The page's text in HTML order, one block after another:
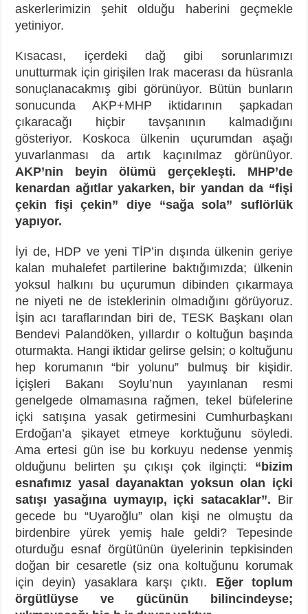
askerlerimizin şehit olduğu haberini geçmekle
yetiniyor.
Kısacası, içerdeki dağ gibi sorunlarımızı
unutturmak için girişilen Irak macerası da hüsranla
sonuçlanacakmış gibi görünüyor. Bütün bunların
sonucunda AKP+MHP iktidarının şapkadan
çıkaracağı hiçbir tavşanının kalmadığını
gösteriyor. Koskoca ülkenin uçurumdan aşağı
yuvarlanması da artık kaçınılmaz görünüyor.
AKP’nin beyin ölümü gerçekleşti. MHP’de
kenardan ağıtlar yakarken, bir yandan da “fişi
çekin fişi çekin” diye “sağa sola” suflörlük
yapıyor.
İyi de, HDP ve yeni TİP’in dışında ülkenin geriye
kalan muhalefet partilerine baktığımızda; ülkenin
yoksul halkını bu uçurumun dibinden çıkarmaya
ne niyeti ne de isteklerinin olmadığını görüyoruz.
İşin acı taraflarından biri de, TESK Başkanı olan
Bendevi Palandöken, yıllardır o koltuğun başında
oturmakta. Hangi iktidar gelirse gelsin; o koltuğunu
hep korumanın “bir yolunu” bulmuş bir kişidir.
İçişleri Bakanı Soylu’nun yayınlanan resmi
genelgede olmamasına rağmen, tekel büfelerine
içki satışına yasak getirmesini Cumhurbaşkanı
Erdoğan’a şikayet etmeye korktuğunu söyledi.
Ama ertesi gün ise bu korkuyu nedense yenmiş
olduğunu belirten şu çıkışı çok ilginçti: “bizim
esnafımız yasal dayanaktan yoksun olan içki
satışı yasağına uymayıp, içki satacaklar”. Bir
gecede bu “Uyaroğlu” olan kişi ne olmuştu da
birdenbire yürek yemiş hale geldi? Tepesinde
oturduğu esnaf örgütünün üyelerinin tepkisinden
doğan bir cesaretle (siz ona koltuğunu korumak
için deyin) yasaklara karşı çıktı. Eğer toplum
örgütlüyse ve gücünün bilincindeyse;